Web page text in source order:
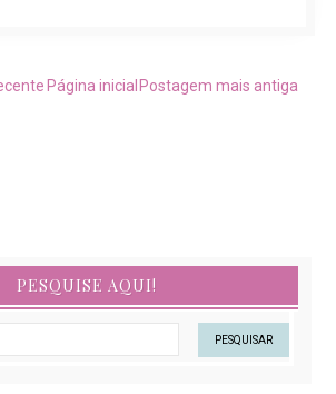
Postagem mais antiga
Página inicial
PESQUISE AQUI!